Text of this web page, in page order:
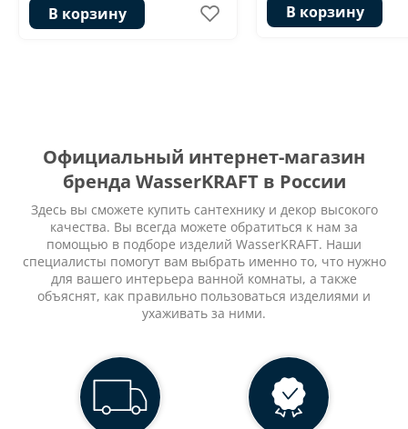
В корзину
В корзину
Официальный интернет-магазин
бренда WasserKRAFT в России
Здесь вы сможете купить сантехнику и декор высокого
качества. Вы всегда можете обратиться к нам за
помощью в подборе изделий WasserKRAFT. Наши
специалисты помогут вам выбрать именно то, что нужно
для вашего интерьера ванной комнаты, а также
объяснят, как правильно пользоваться изделиями и
ухаживать за ними.